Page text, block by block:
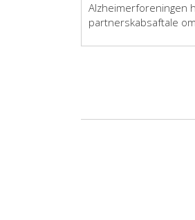
Alzheimerforeningen
partnerskabsaftale